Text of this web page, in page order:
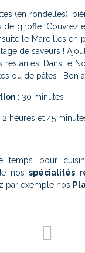
(en rondelles),
de girofle. Couvrez
le Maroilles en
de saveurs !
restantes. Dans le
ou de pâtes ! Bon
: 30 minutes
2 heures et 45
temps pour
nosspécialités
par exemple nos